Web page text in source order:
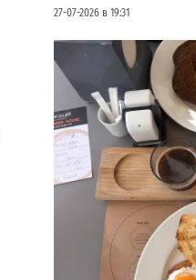
27-07-2026 в 19:31